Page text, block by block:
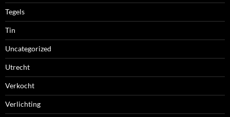
Tegels
Tin
Uncategorized
Utrecht
Verkocht
Verlichting